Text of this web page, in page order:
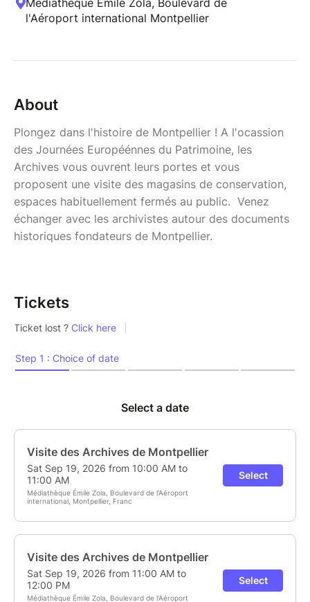
l'Aéroport international Montpellier
About
Plongez dans l'histoire de Montpellier ! A l'ocassion
des Journées Européénnes du Patrimoine, les
Archives vous ouvrent leurs portes et vous
proposent une visite des magasins de conservation,
espaces habituellement fermés au public. Venez
échanger avec les archivistes autour des documents
historiques fondateurs de Montpellier.
Tickets